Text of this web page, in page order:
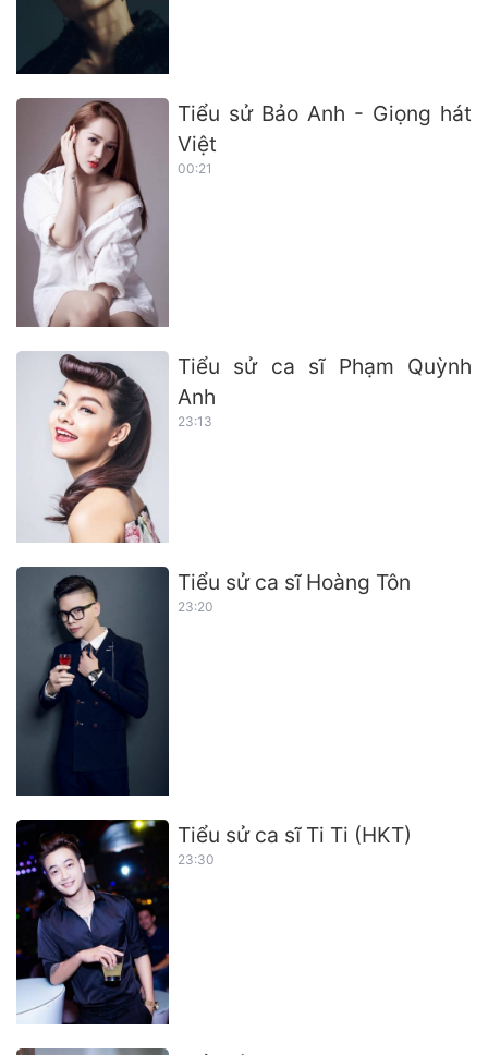
Tiểu sử Bảo Anh - Giọng hát
Việt
00:21
Tiểu sử ca sĩ Phạm Quỳnh
Anh
23:13
Tiểu sử ca sĩ Hoàng Tôn
23:20
Tiểu sử ca sĩ Ti Ti (HKT)
23:30